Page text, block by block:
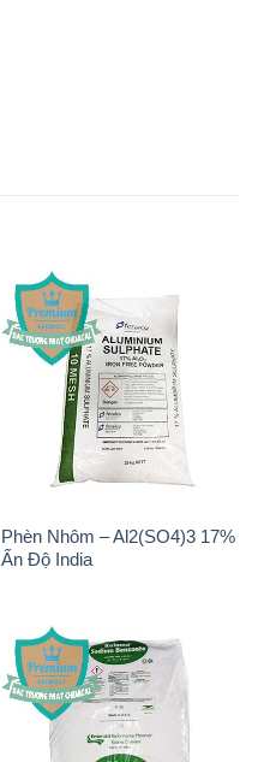
Phèn Nhôm – Al2(SO4)3 17%
Ấn Độ India